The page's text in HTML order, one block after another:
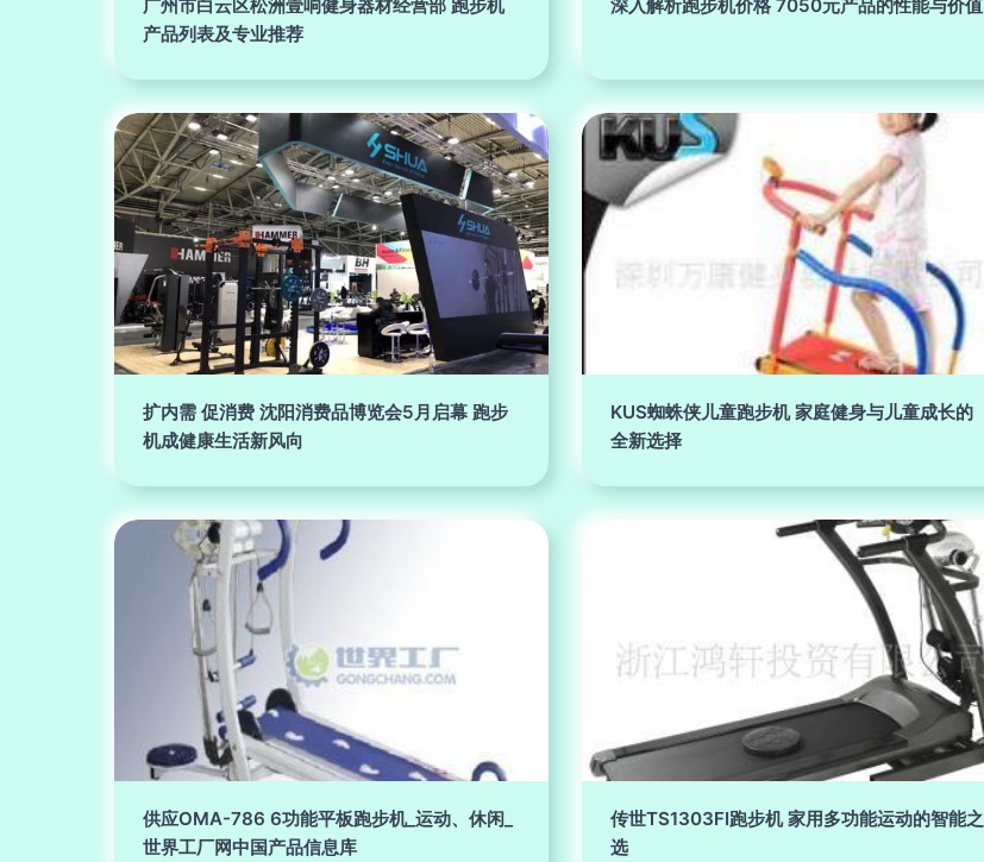
广州市白云区松洲壹响健身器材经营部 跑步机
产品列表及专业推荐
深入解析跑步机价格 7050元产品的性能与价值
扩内需 促消费 沈阳消费品博览会5月启幕 跑步
机成健康生活新风向
KUS蜘蛛侠儿童跑步机 家庭健身与儿童成长的
全新选择
供应OMA-786 6功能平板跑步机_运动、休闲_
世界工厂网中国产品信息库
传世TS1303FI跑步机 家用多功能运动的智能之
选